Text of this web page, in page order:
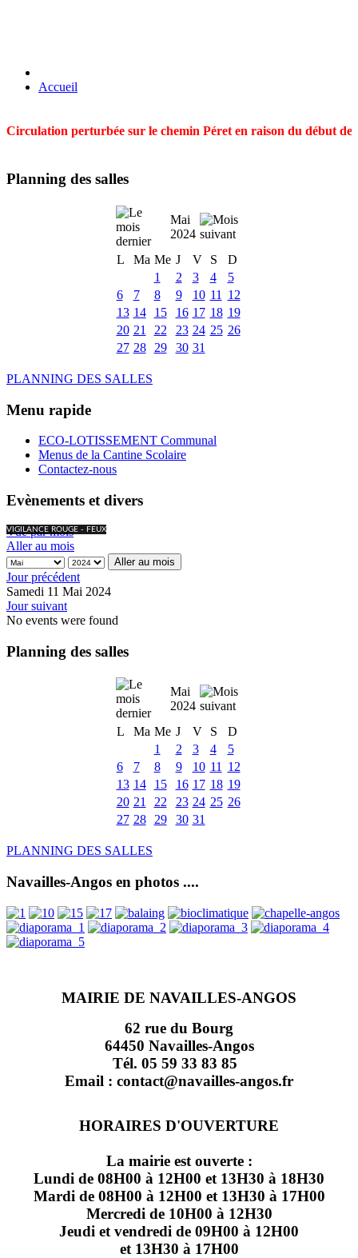
Accueil
Circulation perturbée sur le chemin Péret en raison du début
Planning des salles
Mai
2024
L
Ma Me J V S
D
1
2 3 4
5
6
7 8 9 10 11
12
13 14 15 16 17 18 19
20 21 22 23 24 25 26
27 28 29 30 31
PLANNING DES SALLES
Menu rapide
ECO-LOTISSEMENT Communal
Menus de la Cantine Scolaire
Contactez-nous
Evènements et divers
VIGILANCE ROUGE - FEUX
Vue par mois
Aller au mois
Aller au mois
Jour précédent
Samedi 11 Mai 2024
Jour suivant
No events were found
Planning des salles
Mai
2024
L
Ma Me J V S
D
1
2 3 4
5
6
7 8 9 10 11
12
13 14 15 16 17 18 19
20 21 22 23 24 25 26
27 28 29 30 31
PLANNING DES SALLES
Navailles-Angos en photos ....
MAIRIE DE NAVAILLES-ANGOS
62 rue du Bourg
64450 Navailles-Angos
Tél. 05 59 33 83 85
Email : contact@navailles-angos.fr
HORAIRES D'OUVERTURE
La mairie est ouverte :
Lundi de 08H00 à 12H00 et 13H30 à 18H30
Mardi de 08H00 à 12H00 et 13H30 à 17H00
Mercredi de 10H00 à 12H30
Jeudi et vendredi de 09H00 à 12H00
et 13H30 à 17H00